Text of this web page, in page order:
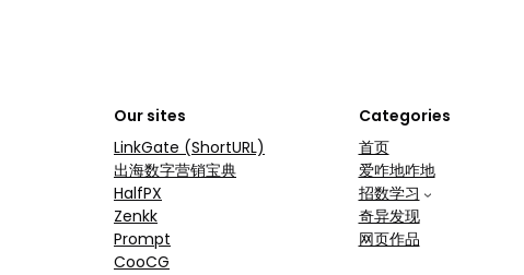
Our sites
LinkGate (ShortURL)
出海数字营销宝典
HalfPX
Zenkk
Prompt
CooCG
Categories
首页
爱咋地咋地
招数学习
奇异发现
网页作品